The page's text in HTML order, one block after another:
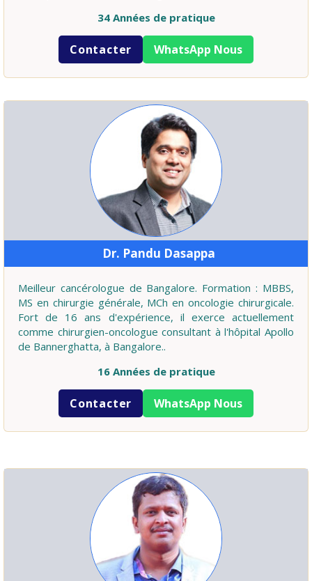
34 Années de pratique
Contacter WhatsApp Nous
Dr. Pandu Dasappa
Meilleur cancérologue de Bangalore. Formation : MBBS,
MS en chirurgie générale, MCh en oncologie chirurgicale.
Fort de 16 ans d'expérience, il exerce actuellement
comme chirurgien-oncologue consultant à l'hôpital Apollo
de Bannerghatta, à Bangalore..
16 Années de pratique
Contacter WhatsApp Nous